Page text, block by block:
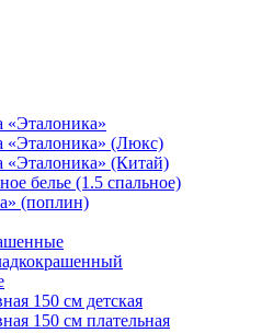
(Люкс)
(Китай)
белье (1.5 спальное)
(поплин)
150 см детская
150 см плательная